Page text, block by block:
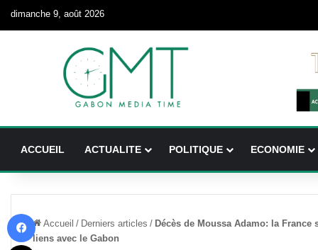
dimanche 9, août 2026
ACCUEIL ACTUALITE POLITIQUE ECONOMIE
Accueil / Derniers articles / Décès de Moussa Adamo: la
liens avec le Gabon
X